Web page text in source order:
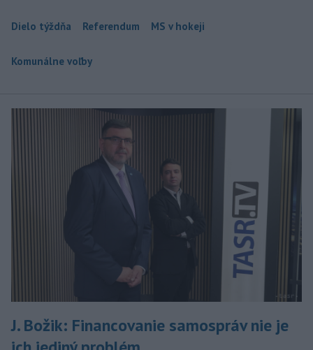
Dielo týždňa Referendum MS v hokeji
Komunálne voľby
J. Božik: Financovanie samospráv nie je